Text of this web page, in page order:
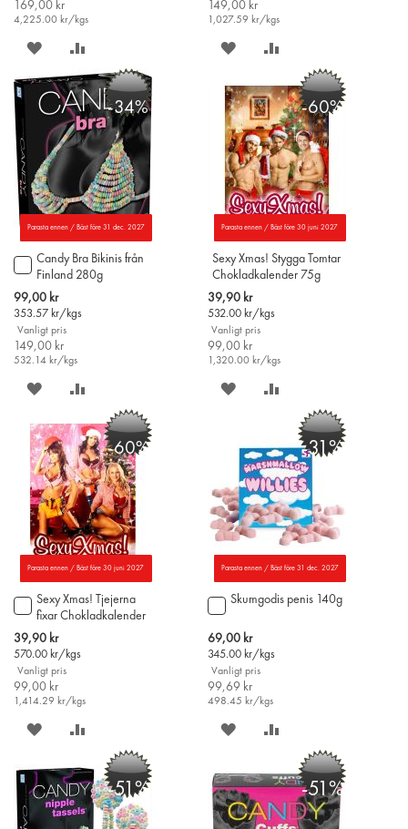
169,00 kr
4,225.00 kr/kgs
SPARA
PÅ
ÖNSKELISTAN
TILL
JÄMFÖR
149,00 kr
1,027.59 kr/kgs
SPARA
ÖNSKELISTAN
JÄMFÖR
Parasta ennen / Bäst före 31 dec. 2027
-34%
Candy Bra Bikinis från
Finland 280g
Special
Price
99,00 kr
353.57 kr/kgs
Vanligt pris
149,00 kr
532.14 kr/kgs
Lägg
till
i
varukorgen
SPARA
ÖNSKELISTAN
JÄMFÖR
Parasta ennen / Bäst före 30 juni 2027
-60%
Sexy Xmas! Stygga Tomtar
Chokladkalender 75g
Special
Price
39,90 kr
532.00 kr/kgs
Vanligt pris
99,00 kr
1,320.00 kr/kgs
SPARA
ÖNSKELISTAN
JÄMFÖR
-60%
Parasta ennen / Bäst före 30 juni 2027
Sexy Xmas! Tjejerna
fixar Chokladkalender
75g
Special
Price
39,90 kr
570.00 kr/kgs
Vanligt pris
99,00 kr
1,414.29 kr/kgs
Lägg
till
i
varukorgen
SPARA
ÖNSKELISTAN
JÄMFÖR
-31%
Parasta ennen / Bäst före 31 dec. 2027
Skumgodis penis 140g
Special
Price
69,00 kr
345.00 kr/kgs
Vanligt pris
99,69 kr
498.45 kr/kgs
Lägg
i
varukorgen
SPARA
ÖNSKELISTAN
JÄMFÖR
-51% -51%